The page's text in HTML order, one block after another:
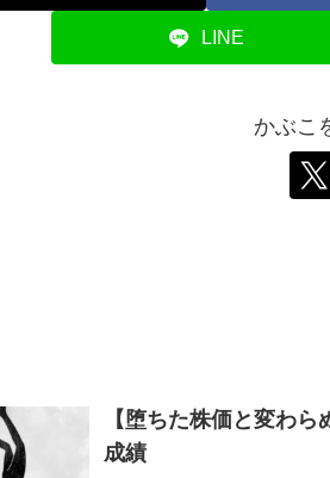
LINE
かぶこ
【堕ちた株価と変わ
成績